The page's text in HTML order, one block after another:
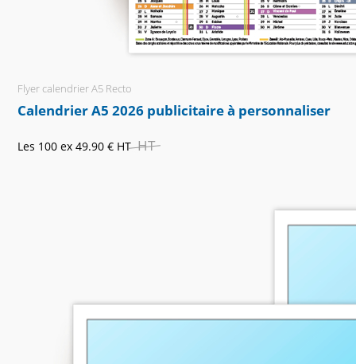
Flyer calendrier A5 Recto
Calendrier A5 2026 publicitaire à personnaliser
Les 100 ex 49.90 € HT HT